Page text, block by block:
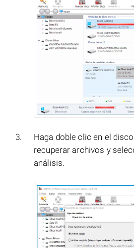
Haga doble clic en el
recuperar archivos y
análisis.